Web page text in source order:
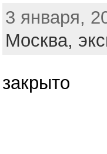
3 января,
Москва,
закрыто